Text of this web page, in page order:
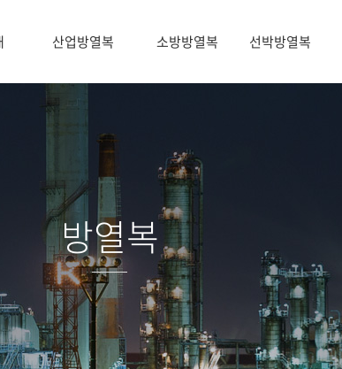
산업방열복 소방방열복 선박방열복
방열복